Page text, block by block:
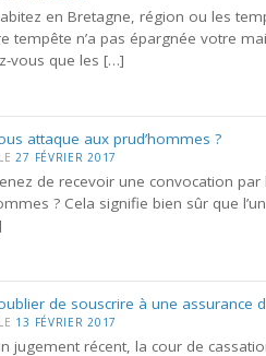
en Bretagne, région ou les
tempête n’a pas épargnée votre
vous que les […]
attaque aux prud’hommes ?
LE 27 FÉVRIER 2017
de recevoir une convocation
? Cela signifie bien sûr que
de souscrire à une assurance
LE 13 FÉVRIER 2017
jugement récent, la cour de